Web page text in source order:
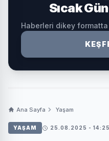
Sıcak
Haberleri dikey formatta
Ana Sayfa Yaşam
YAŞAM 25.08.2025 - 14:25